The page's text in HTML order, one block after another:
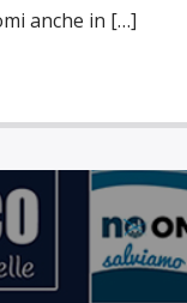
anche in […]